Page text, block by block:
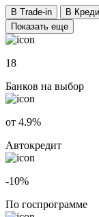
В Trade-in
В
Показать еще
18
Банков на выбор
от 4.9%
Автокредит
-10%
По госпрограмме